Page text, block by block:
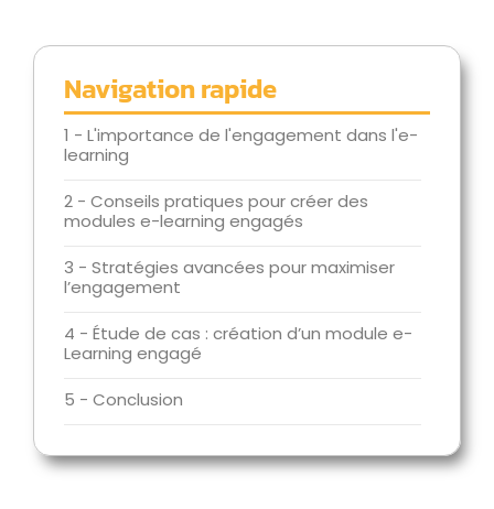
Navigation rapide
1 - L'importance de l'engagement dans l'e-
learning
2 - Conseils pratiques pour créer des
modules e-learning engagés
3 - Stratégies avancées pour maximiser
l’engagement
4 - Étude de cas : création d’un module e-
Learning engagé
5 - Conclusion